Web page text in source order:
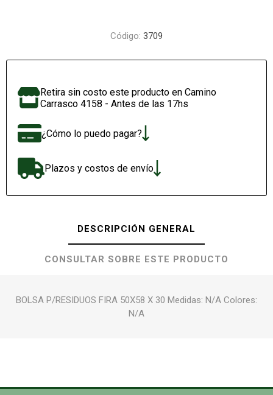
Código: 3709
Retira sin costo este producto en Camino
Carrasco 4158 - Antes de las 17hs
¿Cómo lo puedo pagar?
Plazos y costos de envío
DESCRIPCIÓN GENERAL
CONSULTAR SOBRE ESTE PRODUCTO
BOLSA P/RESIDUOS FIRA 50X58 X 30 Medidas: N/A Colores:
N/A